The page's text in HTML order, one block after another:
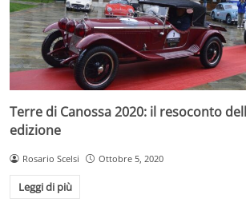
Terre di Canossa 2020: il resoconto
edizione
Rosario Scelsi Ottobre 5, 2020
Leggi di più